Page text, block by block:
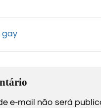
gay
e-mail não será